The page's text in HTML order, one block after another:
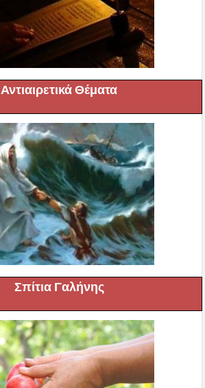
Αντιαιρετικά Θέματα
Σπίτια Γαλήνης